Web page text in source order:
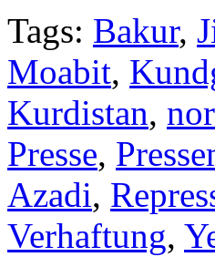
Tags: Bakur,
Moabit,
Kurdistan,
Presse,
Azadi,
Verhaftung,